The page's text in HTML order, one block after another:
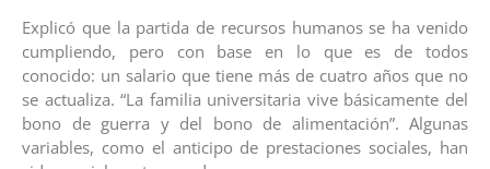
‎Explicó que la partida de recursos humanos se ha venido
cumpliendo, pero con base en lo que es de todos
conocido: un salario que tiene más de cuatro años que no
se actualiza. “La familia universitaria vive básicamente del
bono de guerra y del bono de alimentación”. Algunas
variables, como el anticipo de prestaciones sociales, han